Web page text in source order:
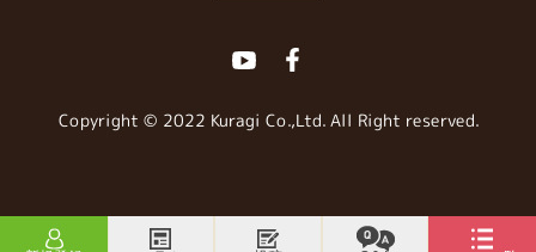
YoutubeFacebook
Copyright © 2022 Kuragi Co.,Ltd. All Right reserved.